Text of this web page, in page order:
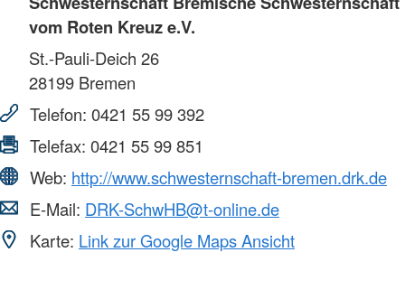
vom Roten Kreuz e.V.
St.-Pauli-Deich 26
28199 Bremen
Telefon: 0421 55 99 392
Telefax: 0421 55 99 851
Web: http://www.schwesternschaft-bremen.drk.de
E-Mail: DRK-SchwHB@t-online.de
Karte: Link zur Google Maps Ansicht